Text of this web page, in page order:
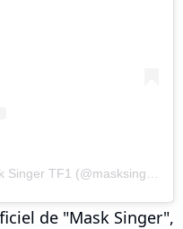
de "Mask Singer",